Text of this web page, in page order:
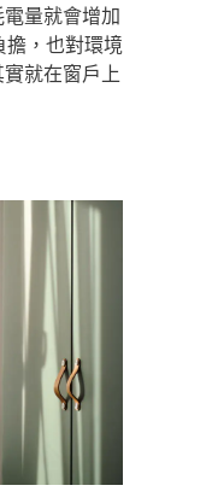
量就會增加
擔，也對環境
就在窗戶上